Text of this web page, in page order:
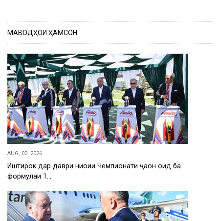
МАВОДҲОИ ҲАМСОН
AUG, 03, 2026
Иштирок дар даври ниҳоии Чемпионати ҷаҳон оид ба
формулаи 1…